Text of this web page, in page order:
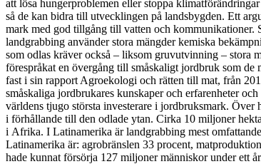
att lösa hungerproblemen eller stoppa
så de kan bidra till utvecklingen på landsbygden. Ett
mark med god tillgång till vatten och kommunikationer.
landgrabbing använder stora mängder kemiska
som odlas kräver också – liksom gruvutvinning – stora
förespråkat en övergång till småskaligt jordbruk som
fast i sin rapport Agroekologi och rätten till mat, från
småskaliga jordbrukares kunskaper och erfarenheter
världens tjugo största investerare i jordbruksmark.
i förhållande till den odlade ytan. Cirka 10 miljoner
i Afrika. I Latinamerika är landgrabbing mest
Latinamerika är: agrobränslen 33 procent,
hade kunnat försörja 127 miljoner människor under ett